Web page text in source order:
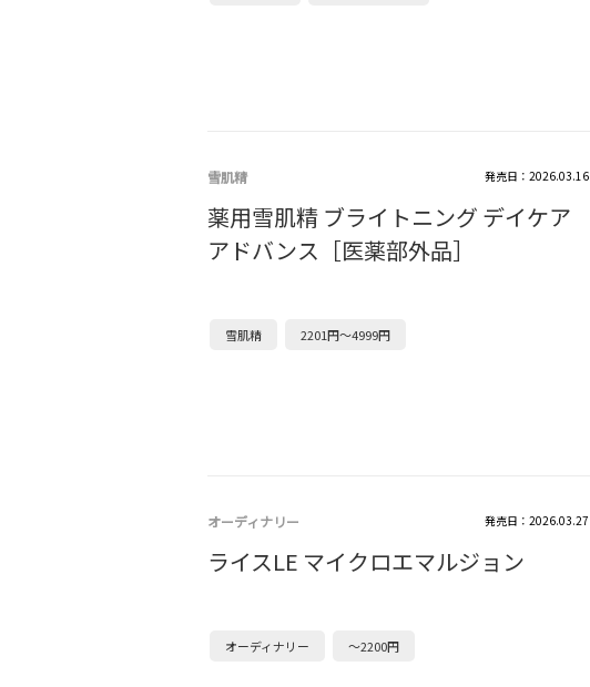
雪肌精 発売日：2026.03.16
薬用雪肌精 ブライトニング デイケア
アドバンス［医薬部外品］
雪肌精 2201円～4999円
オーディナリー 発売日：2026.03.27
ライスLE マイクロエマルジョン
オーディナリー ～2200円